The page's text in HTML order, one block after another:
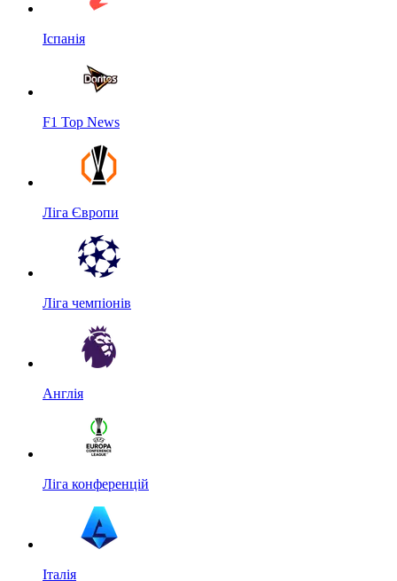
Іспанія
F1 Top News
Ліга Європи
Ліга чемпіонів
Англія
Ліга конференцій
Італія